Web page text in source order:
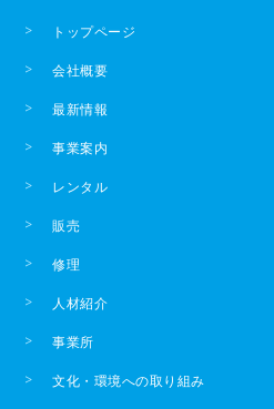
トップページ
会社概要
最新情報
事業案内
レンタル
販売
修理
人材紹介
事業所
文化・環境への取り組み